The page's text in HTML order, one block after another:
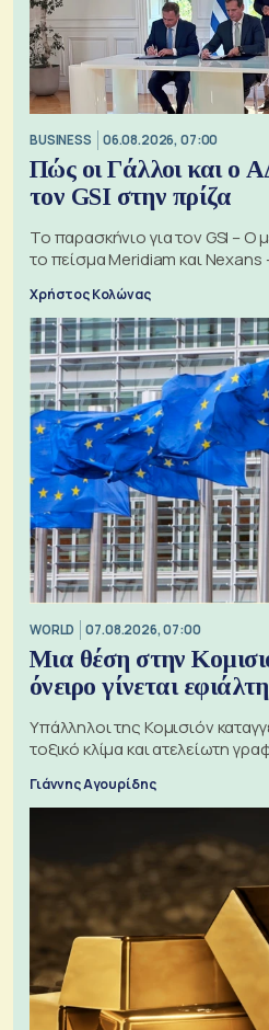
BUSINESS 06.08.2026, 07:00
Πώς οι Γάλλοι και ο
τον GSI στην πρίζα
Το παρασκήνιο για τον GSI –
το πείσμα Meridiam και
Χρήστος Κολώνας
WORLD 07.08.2026, 07:00
Μια θέση στην
όνειρο γίνεται
Υπάλληλοι της Κομισιόν
τοξικό κλίμα και ατελείωτη
Γιάννης Αγουρίδης